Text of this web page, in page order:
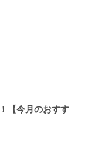
【今月のおすす